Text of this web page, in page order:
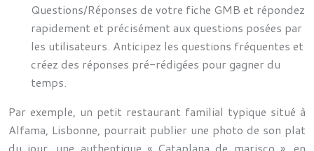
Questions/Réponses de votre fiche GMB et répondez
rapidement et précisément aux questions posées par
les utilisateurs. Anticipez les questions fréquentes et
créez des réponses pré-rédigées pour gagner du
temps.
Par exemple, un petit restaurant familial typique situé à
Alfama, Lisbonne, pourrait publier une photo de son plat